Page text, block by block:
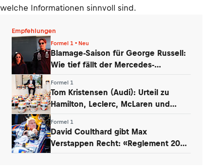
welche Informationen sinnvoll sind.
Empfehlungen
Formel 1 • Neu
Blamage-Saison für George Russell:
Wie tief fällt der Mercedes-
Formel 1
Tom Kristensen (Audi): Urteil zu
Hamilton, Leclerc, McLaren und
Formel 1
David Coulthard gibt Max
Verstappen Recht: «Reglement 2026